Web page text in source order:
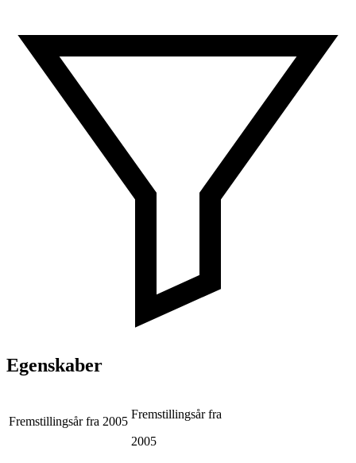
Egenskaber
Fremstillingsår fra 2005
Fremstillingsår fra
2005